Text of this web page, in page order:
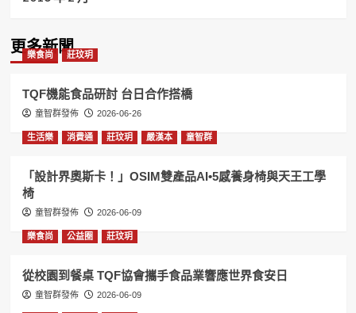
更多新聞
樂食尚 莊玟玥
TQF機能食品研討 台日合作搭橋
童智群發佈 2026-06-26
生活樂 消費通 莊玟玥 嚴漢本 童智群
「設計界奧斯卡！」OSIM雙產品AI•5感養身椅與天王工學
椅
童智群發佈 2026-06-09
樂食尚 公益圈 莊玟玥
從校園到餐桌 TQF協會攜手食品業響應世界食安日
童智群發佈 2026-06-09